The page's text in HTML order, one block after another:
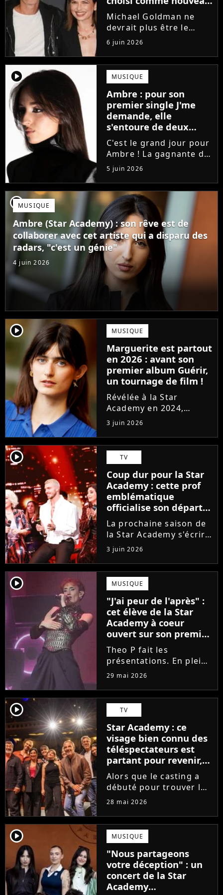
directeur ?
Michael Goldman ne
devrait plus être le
directeur de la Star
Academy lors de la
saison 2026. Et pour lui
succéder, c'est un
ancien gagnant de
l'émission de TF1 qui
sera aujourd'hui...
6 juin 2026
player2 MUSIQUE
Ambre : pour son
premier single J'me
demande, elle
s'entoure de deux
proches de Slimane
C'est le grand jour pour
Ambre ! La gagnante de
la Star Academy fait ses
premiers pas dans
l'industrie en publiant
J'me demande, un
premier single que la
chanteuse a
confectionné avec...
5 juin 2026
player2MUSIQUE
Ambre (Star Academy) : son rêve est de
collaborer avec cet artiste qui a disparu des
radars, "c'est un génie"
4 juin 2026
player2 MUSIQUE
Marguerite est partout
en 2026 : avant son
premier album Guérir,
un tournage de film !
Révélée à la Star
Academy en 2024,
Marguerite officialise
l'arrivée pour l'automne
de son premier album
Guérir. En parallèle, la
chanteuse et
comédienne rejoindra
Laura Felpin, Harpo...
3 juin 2026
player2 TV
Coup dur pour la Star
Academy : cette prof
emblématique
officialise son départ,
"Ça devenait assez
compliqué"
La prochaine saison de
la Star Academy s'écrira
avec une nouvelle
recrue dans ses rangs.
Coach d'expression
scénique de l'émission,
Marlène Schaff ne
rempilera pas à la table
des professeurs...
3 juin 2026
player2 MUSIQUE
"J'ai peur de l'après" :
cet élève de la Star
Academy à coeur
ouvert sur son premier
single intime
Theo P fait les
présentations. En pleine
tournée, l'élève de la
son tout premier single.
Avec Garçon solide, le
chanteur livre une
facette plus fragile de
sa personnalité....
29 mai 2026
player2 TV
Star Academy : ce
visage bien connu des
téléspectateurs est
partant pour revenir,
sauf que la place est
déjà prise
Alors que le casting a
débuté pour trouver les
prochains Pierre
Ambre, une professeure
emblématique de la Star
Academy se positionne
pour enseigner le chant
aux...
28 mai 2026
player2 MUSIQUE
"Nous partageons
votre déception" : un
concert de la Star
Academy